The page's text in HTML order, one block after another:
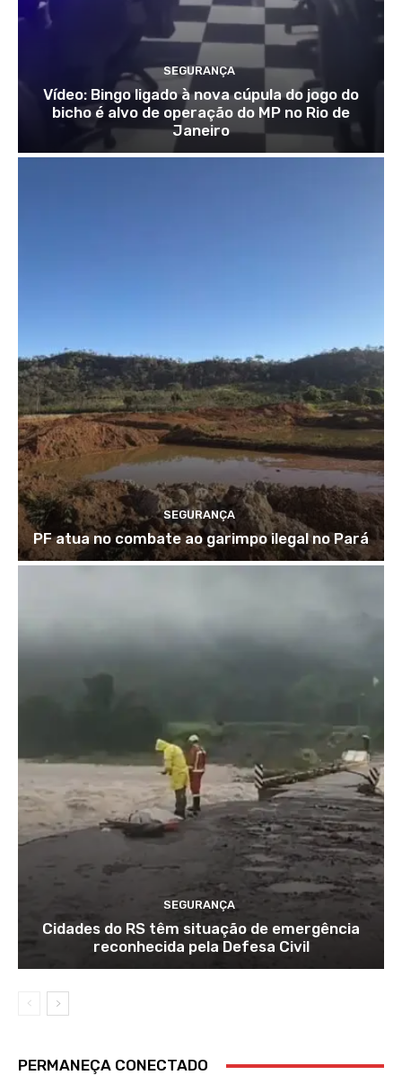
SEGURANÇA
Vídeo: Bingo ligado à nova cúpula do jogo do
bicho é alvo de operação do MP no Rio de
Janeiro
SEGURANÇA
PF atua no combate ao garimpo ilegal no Pará
SEGURANÇA
Cidades do RS têm situação de emergência
reconhecida pela Defesa Civil
PERMANEÇA CONECTADO